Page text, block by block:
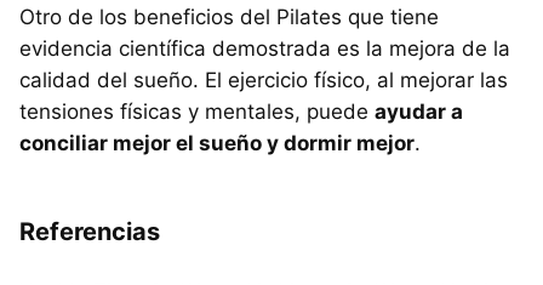
Otro de los beneficios del Pilates que tiene
evidencia científica demostrada es la mejora de la
calidad del sueño. El ejercicio físico, al mejorar las
tensiones físicas y mentales, puede ayudar a
conciliar mejor el sueño y dormir mejor.
Referencias